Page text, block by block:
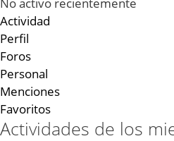
Actividad
Perfil
Foros
Personal
Menciones
Favoritos
Actividades de los